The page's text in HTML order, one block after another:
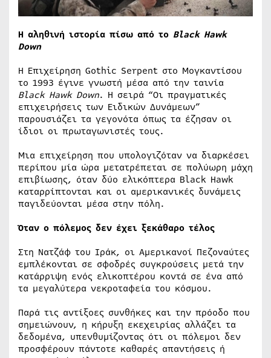
Η αληθινή ιστορία πίσω από το Black Hawk
Down
Η Επιχείρηση Gothic Serpent στο Μογκαντίσου
το 1993 έγινε γνωστή μέσα από την ταινία
Black Hawk Down. Η σειρά “Οι πραγματικές
επιχειρήσεις των Ειδικών Δυνάμεων”
παρουσιάζει τα γεγονότα όπως τα έζησαν οι
ίδιοι οι πρωταγωνιστές τους.
Μια επιχείρηση που υπολογιζόταν να διαρκέσει
περίπου μία ώρα μετατρέπεται σε πολύωρη μάχη
επιβίωσης, όταν δύο ελικόπτερα Black Hawk
καταρρίπτονται και οι αμερικανικές δυνάμεις
παγιδεύονται μέσα στην πόλη.
Όταν ο πόλεμος δεν έχει ξεκάθαρο τέλος
Στη Νατζάφ του Ιράκ, οι Αμερικανοί Πεζοναύτες
εμπλέκονται σε σφοδρές συγκρούσεις μετά την
κατάρριψη ενός ελικοπτέρου κοντά σε ένα από
τα μεγαλύτερα νεκροταφεία του κόσμου.
Παρά τις αντίξοες συνθήκες και την πρόοδο που
σημειώνουν, η κήρυξη εκεχειρίας αλλάζει τα
δεδομένα, υπενθυμίζοντας ότι οι πόλεμοι δεν
προσφέρουν πάντοτε καθαρές απαντήσεις ή